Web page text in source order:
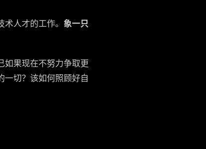
人才的工作。 象一只
如果现在不努力争取更
一切？该如何照顾好自